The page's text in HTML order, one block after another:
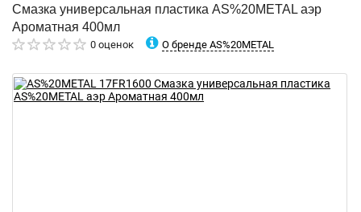
Смазка универсальная пластика AS%20METAL аэр
Ароматная 400мл
0 оценок О бренде AS%20METAL